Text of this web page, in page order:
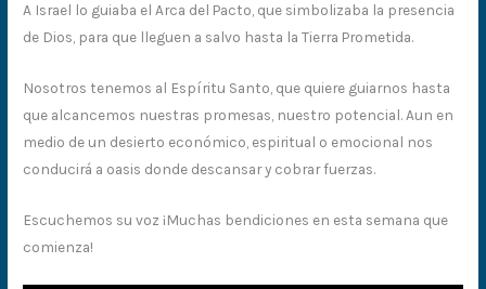
A Israel lo guiaba el Arca del Pacto, que simbolizaba la presencia
de Dios, para que lleguen a salvo hasta la Tierra Prometida.
Nosotros tenemos al Espíritu Santo, que quiere guiarnos hasta
que alcancemos nuestras promesas, nuestro potencial. Aun en
medio de un desierto económico, espiritual o emocional nos
conducirá a oasis donde descansar y cobrar fuerzas.
Escuchemos su voz ¡Muchas bendiciones en esta semana que
comienza!